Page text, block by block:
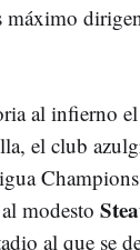
al infierno
el club
modesto
al que se